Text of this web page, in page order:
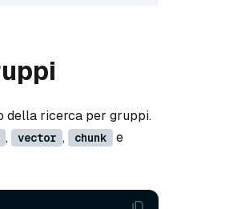
della ricerca per gruppi.
, vector , chunk e